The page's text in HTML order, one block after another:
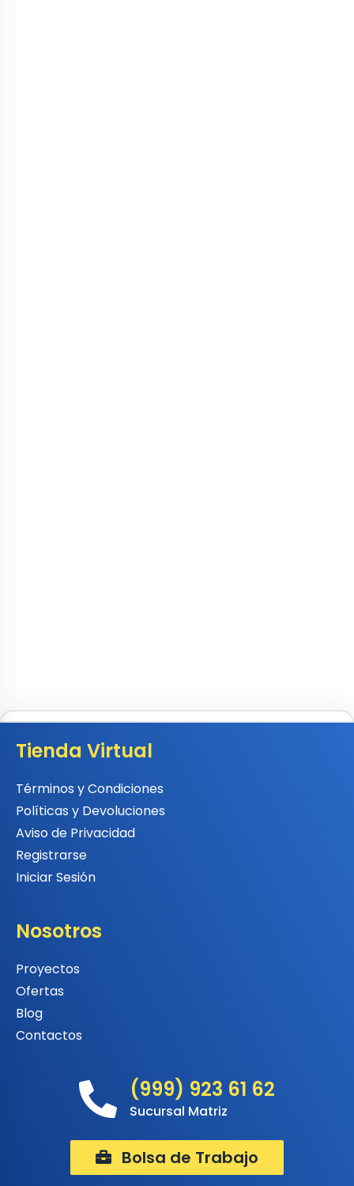
Tienda Virtual
Términos y Condiciones
Políticas y Devoluciones
Aviso de Privacidad
Registrarse
Iniciar Sesión
Nosotros
Proyectos
Ofertas
Blog
Contactos
(999) 923 61 62
Sucursal Matriz
Bolsa de Trabajo